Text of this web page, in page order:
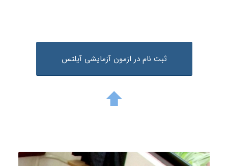
ثبت نام در ازمون آزمایشی آیلتس